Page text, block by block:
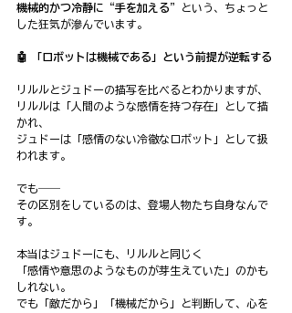
機械的かつ冷静に“手を加える”
という、ちょっと
した狂気が滲んでいます。
🤖 「ロボットは機械である」という前提が逆転する
リルルとジュドーの描写を比べるとわかりますが、
リルルは「人間のような感情を持つ存在」として描
かれ、
ジュドーは「感情のない冷徹なロボット」として扱
われます。
でも――
その区別をしているのは、登場人物たち自身なんで
す。
本当はジュドーにも、リルルと同じく
「感情や意思のようなものが芽生えていた」のかも
しれない。
でも「敵だから」「機械だから」と判断して、心を